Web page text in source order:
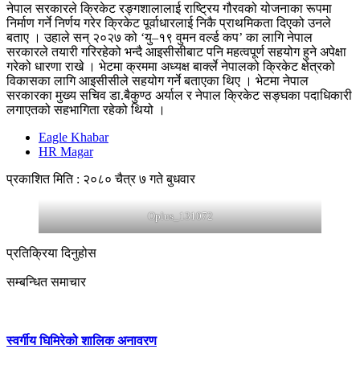
नेपाल सरकारले क्रिकेट रङ्गशालालाई राष्ट्रिय गौरवको योजनाका रूपमा
निर्माण गर्ने निर्णय गरेर क्रिकेट पूर्वाधारलाई निकै प्राथमिकता दिएको उनले
बताए । उहाले सन् २०२७ को ‘यु–१९ वुमन वर्ल्ड कप’ का लागि नेपाल
सरकारले तयारी गरिरहेको भन्दै आइसीसीबाट पनि महत्वपूर्ण सहयोग हुने अपेक्षा
गरेको धारणा राखे । भेटमा क्रममा अध्यक्ष बार्क्ले नेपालको क्रिकेट क्षेत्रको
विकासका लागि आइसीसीले सहयोग गर्ने बताएका थिए । भेटमा नेपाल
सरकारका मुख्य सचिव डा.बैकुण्ठ अर्याल र नेपाल क्रिकेट सङ्घका पदाधिकारी
लगाएतको सहभागिता रहेको थियो ।
Eagle Khabar
HR Magar
प्रकाशित मिति : २०८० चैत्र ७ गते बुधवार
Oplus_131072
प्रतिक्रिया दिनुहोस
सम्बन्धित समाचार
स्वर्गीय घिमिरेको शालिक अनावरण